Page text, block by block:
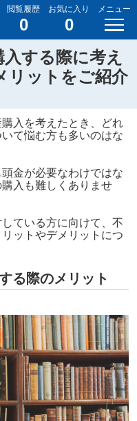
閲覧履歴
0
お気に入り
0
メニュー
する際に考え
リットをご紹介
入を考えたとき、どれ
て悩む方も多いのはな
金が必要なわけではな
入も難しくありませ
ている方に向けて、不
ットやデメリットにつ
る際のメリット